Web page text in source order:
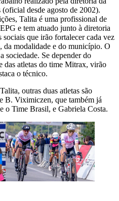
desde agosto de 2002).
Talita é uma profissional de
e tem atuado junto à diretoria
que irão fortalecer cada vez
da modalidade e do município. O
sociedade. Se depender do
das atletas do time Mitrax, virão
o técnico.
outras duas atletas são
B. Viximiczen, que também já
o Time Brasil, e Gabriela Costa.